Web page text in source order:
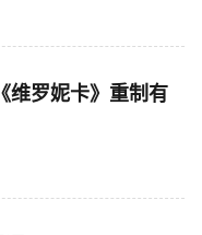
维罗妮卡》重制有